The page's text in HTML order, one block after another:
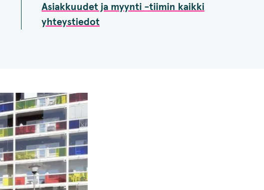
Asiakkuudet ja myynti -tiimin kaikki
yhteystiedot